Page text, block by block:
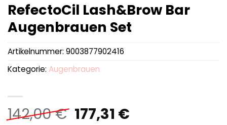
RefectoCil Lash&Brow Bar
Augenbrauen Set
142,00€ Ursprünglicher
177,31 €Aktueller
Artikelnummer: 9003877902416
Kategorie: Augenbrauen